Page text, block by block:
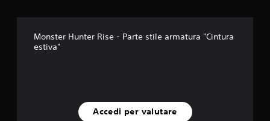
Monster Hunter Rise - Parte stile armatura "Cintura
estiva"
Accedi per valutare